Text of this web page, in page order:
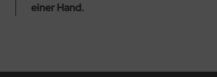
einer Hand.